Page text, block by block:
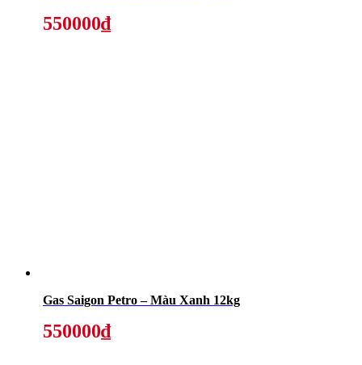
550000₫
Gas Saigon Petro – Màu Xanh 12kg
550000₫